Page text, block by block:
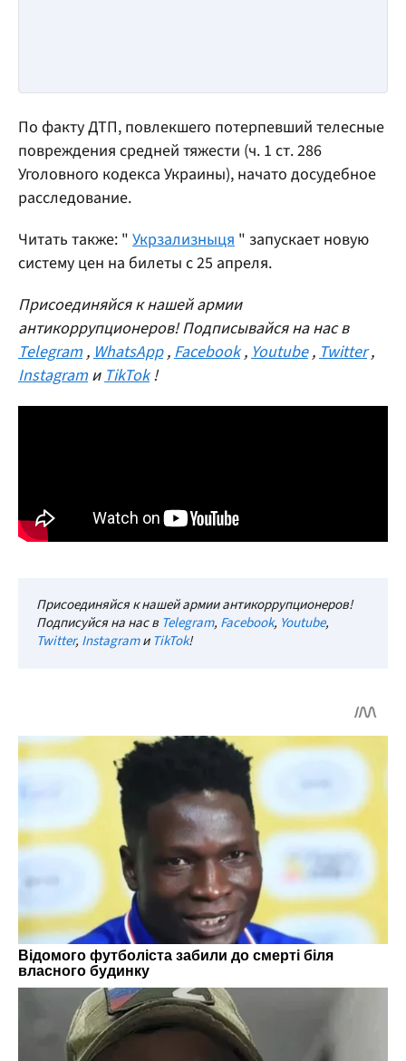
По факту ДТП, повлекшего потерпевший телесные
повреждения средней тяжести (ч. 1 ст. 286
Уголовного кодекса Украины), начато досудебное
расследование.
Читать также: " Укрзализныця " запускает новую
систему цен на билеты с 25 апреля.
Присоединяйся к нашей армии
антикоррупционеров! Подписывайся на нас в
Telegram ,WhatsApp ,Facebook ,Youtube ,Twitter ,
Instagram иTikTok !
Присоединяйся к нашей армии антикоррупционеров!
Подписуйся на нас в Telegram, Facebook, Youtube,
Twitter, InstagramиTikTok!